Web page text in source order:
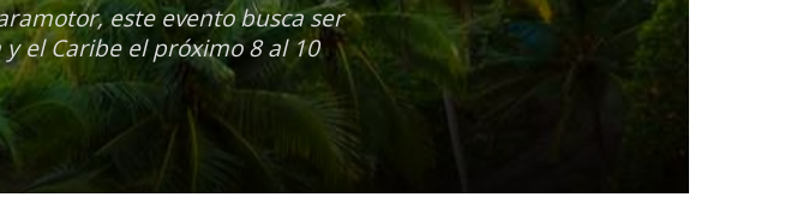
este evento busca ser
el Caribe el próximo 8 al 10